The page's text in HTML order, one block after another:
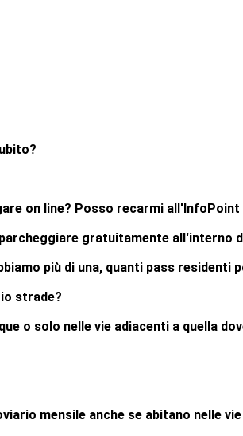
on line? Posso recarmi all'InfoPoint
gratuitamente all'interno
più di una, quanti pass residenti
strade?
o solo nelle vie adiacenti a quella
mensile anche se abitano nelle